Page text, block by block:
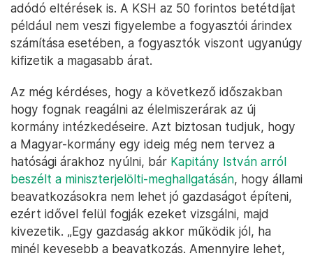
adódó eltérések is. A KSH az 50 forintos betétdíjat
például nem veszi figyelembe a fogyasztói árindex
számítása esetében, a fogyasztók viszont ugyanúgy
kifizetik a magasabb árat.
Az még kérdéses, hogy a következő időszakban
hogy fognak reagálni az élelmiszerárak az új
kormány intézkedéseire. Azt biztosan tudjuk, hogy
a Magyar-kormány egy ideig még nem tervez a
hatósági árakhoz nyúlni, bár Kapitány István arról
beszélt a miniszterjelölti-meghallgatásán, hogy állami
beavatkozásokra nem lehet jó gazdaságot építeni,
ezért idővel felül fogják ezeket vizsgálni, majd
kivezetik. „Egy gazdaság akkor működik jól, ha
minél kevesebb a beavatkozás. Amennyire lehet,